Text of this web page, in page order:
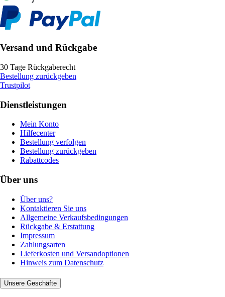
Versand und Rückgabe
30 Tage Rückgaberecht
Bestellung zurückgeben
Trustpilot
Dienstleistungen
Mein Konto
Hilfecenter
Bestellung verfolgen
Bestellung zurückgeben
Rabattcodes
Über uns
Über uns?
Kontaktieren Sie uns
Allgemeine Verkaufsbedingungen
Rückgabe & Erstattung
Impressum
Zahlungsarten
Lieferkosten und Versandoptionen
Hinweis zum Datenschutz
Unsere Geschäfte